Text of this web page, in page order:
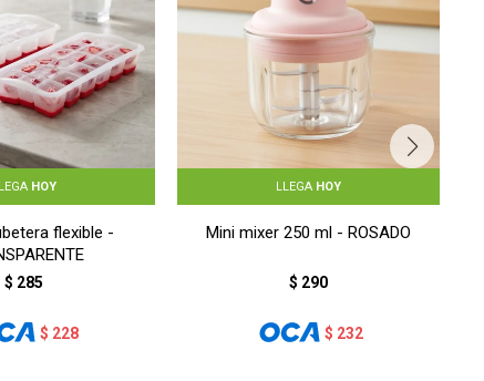
HOY
flexible -
$ 285
$ 228
LLEGA HOY
Mini mixer 250 ml - ROSADO
$ 290
$ 232